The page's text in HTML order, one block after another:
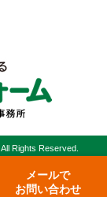
Rights Reserved.
メールで
お問い合わせ